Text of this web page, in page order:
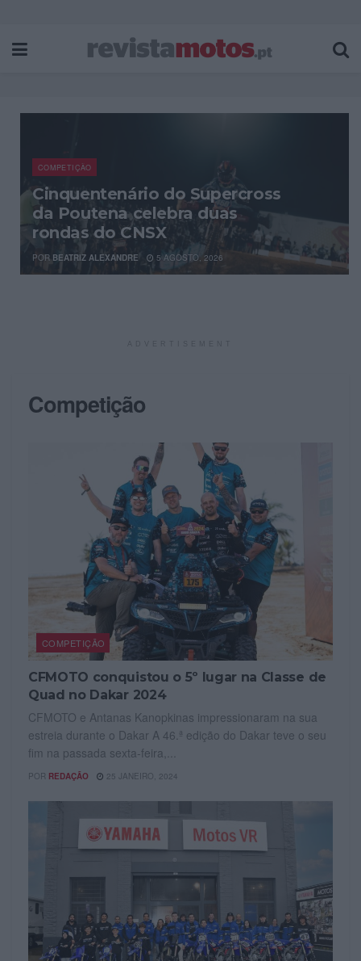
COMPETIÇÃO
Cinquentenário do Supercross
da Poutena celebra duas
rondas do CNSX
POR BEATRIZ ALEXANDRE 5 AGOSTO, 2026
Competição
COMPETIÇÃO
CFMOTO conquistou o 5º lugar na Classe de
Quad no Dakar 2024
CFMOTO e Antanas Kanopkinas impressionaram na sua
estreia durante o Dakar A 46.ª edição do Dakar teve o seu
fim na passada sexta-feira,...
POR REDAÇÃO 25 JANEIRO, 2024